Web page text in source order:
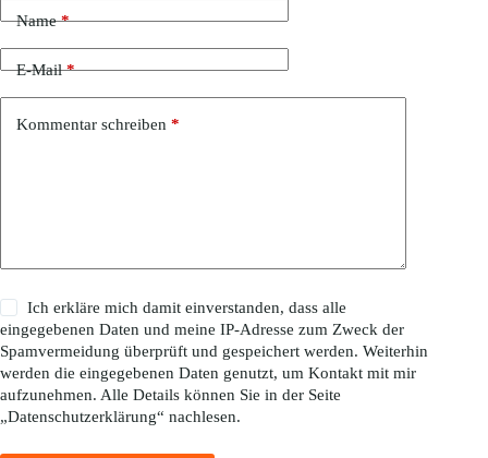
Name*
E-Mail*
Kommentar schreiben *
Ich erkläre mich damit einverstanden, dass alle
eingegebenen Daten und meine IP-Adresse zum Zweck der
Spamvermeidung überprüft und gespeichert werden. Weiterhin
werden die eingegebenen Daten genutzt, um Kontakt mit mir
aufzunehmen. Alle Details können Sie in der Seite
„Datenschutzerklärung“ nachlesen.